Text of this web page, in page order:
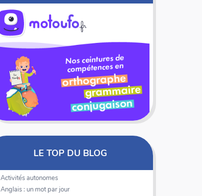
LE TOP DU BLOG
Activités autonomes
Anglais : un mot par jour